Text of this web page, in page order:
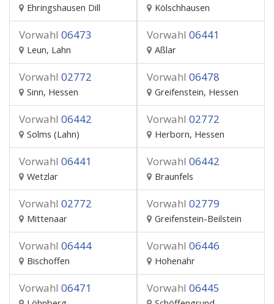
Ehringshausen Dill Kölschhausen
Vorwahl 06473
Leun, Lahn
Vorwahl 06441
Aßlar
Vorwahl 02772
Sinn, Hessen
Vorwahl 06478
Greifenstein, Hessen
Vorwahl 06442
Solms (Lahn)
Vorwahl 02772
Herborn, Hessen
Vorwahl 06441
Wetzlar
Vorwahl 06442
Braunfels
Vorwahl 02772
Mittenaar
Vorwahl 02779
Greifenstein-Beilstein
Vorwahl 06444
Bischoffen
Vorwahl 06446
Hohenahr
Vorwahl 06471 Vorwahl 06445